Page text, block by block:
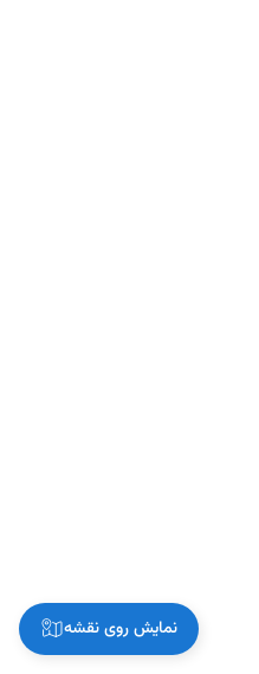
نمایش روی نقشه